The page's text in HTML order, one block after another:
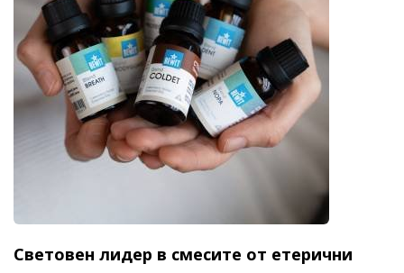
Световен лидер в смесите от етерични